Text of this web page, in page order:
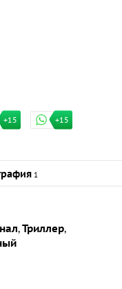
+15 +15
1
,Триллер,